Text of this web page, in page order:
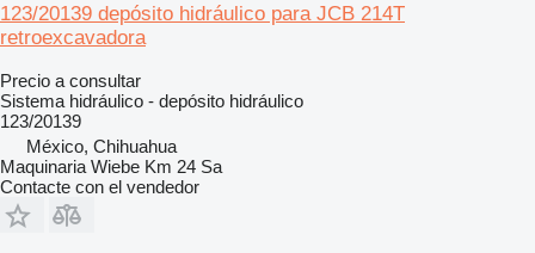
123/20139 depósito hidráulico para JCB 214T
retroexcavadora
Precio a consultar
Sistema hidráulico - depósito hidráulico
123/20139
México, Chihuahua
Maquinaria Wiebe Km 24 Sa
Contacte con el vendedor